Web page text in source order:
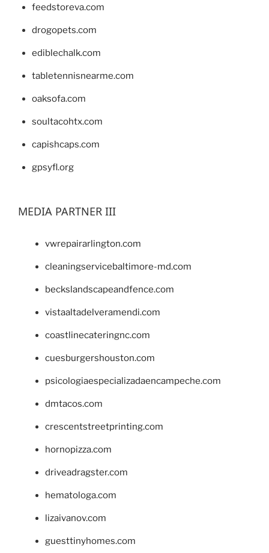
feedstoreva.com
drogopets.com
ediblechalk.com
tabletennisnearme.com
oaksofa.com
soultacohtx.com
capishcaps.com
gpsyfl.org
MEDIA PARTNER III
vwrepairarlington.com
cleaningservicebaltimore-md.com
beckslandscapeandfence.com
vistaaltadelveramendi.com
coastlinecateringnc.com
cuesburgershouston.com
psicologiaespecializadaencampeche.com
dmtacos.com
crescentstreetprinting.com
hornopizza.com
driveadragster.com
hematologa.com
lizaivanov.com
guesttinyhomes.com